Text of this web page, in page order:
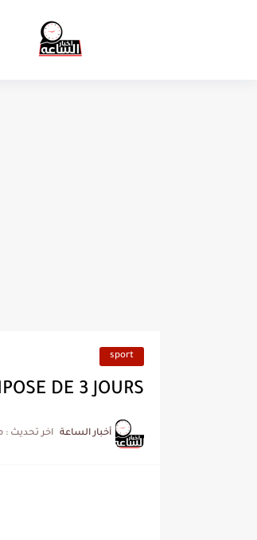
sport
DE 3 JOURS
أخبار الساعة اخر تحديث :